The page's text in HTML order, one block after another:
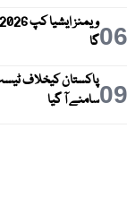
06گا
09سامنے آ گیا